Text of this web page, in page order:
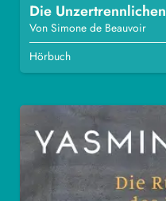
Die Unzertrennlichen
Von Simone de Beauvoir
Hörbuch